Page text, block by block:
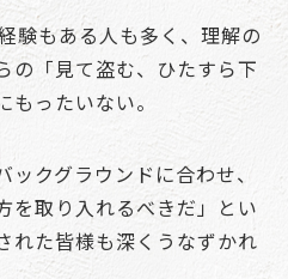
験もある人も多く、理解の
の「見て盗む、ひたすら下
ったいない。
クグラウンドに合わせ、
を取り入れるべきだ」とい
れた皆様も深くうなずかれ